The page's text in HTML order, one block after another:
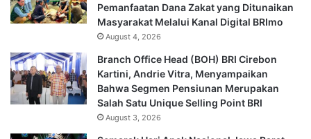
Pemanfaatan Dana Zakat yang Ditunaikan
Masyarakat Melalui Kanal Digital BRImo
August 4, 2026
Branch Office Head (BOH) BRI Cirebon
Kartini, Andrie Vitra, Menyampaikan
Bahwa Segmen Pensiunan Merupakan
Salah Satu Unique Selling Point BRI
August 3, 2026